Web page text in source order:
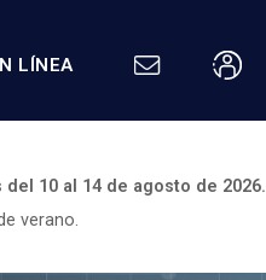
LÍNEA
del 10 al 14 de agosto de 2026.
verano.